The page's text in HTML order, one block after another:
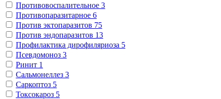
Противовоспалительное 3
Противопаразитарное 6
Против эктопаразитов 75
Против эндопаразитов 13
Профилактика дирофиляриоза 5
Псевдомоноз 3
Ринит 1
Сальмонеллез 3
Саркоптоз 5
Токсокароз 5